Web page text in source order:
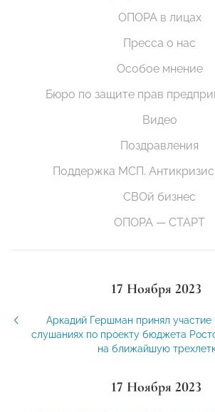
ОПОРА в лицах
Пресса о нас
Особое мнение
Бюро по защите прав
Видео
Поздравления
Поддержка МСП.
СВОй бизнес
ОПОРА — СТАРТ
17 Ноября 2023
Аркадий Гершман принял участие
слушаниях по проекту бюджета
на ближайшую
17 Ноября 2023